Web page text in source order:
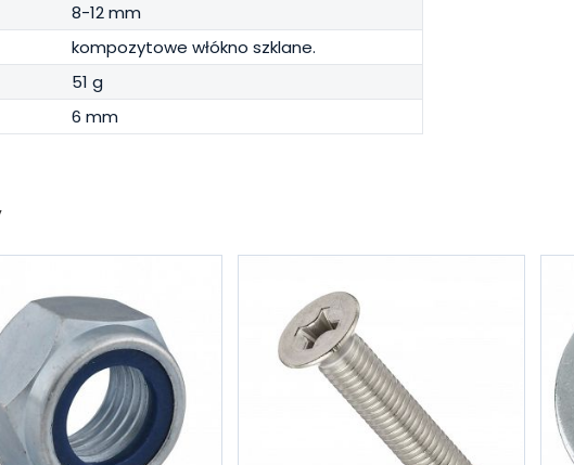
8-12 mm
kompozytowe włókno szklane.
51 g
6 mm